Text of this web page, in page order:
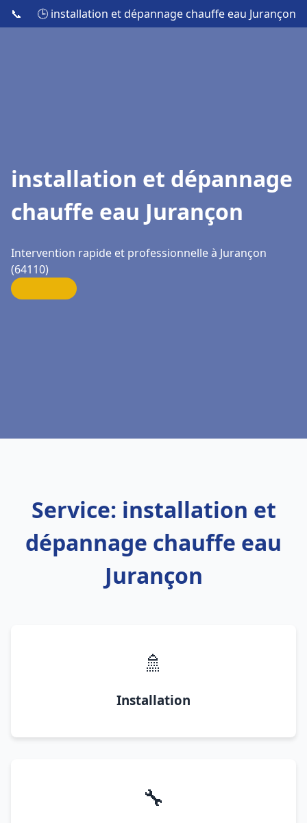
📞 🕒 installation et dépannage chauffe eau Jurançon
installation et dépannage
chauffe eau Jurançon
Intervention rapide et professionnelle à Jurançon
(64110)
Service: installation et
dépannage chauffe eau
Jurançon
🚿
Installation
🔧